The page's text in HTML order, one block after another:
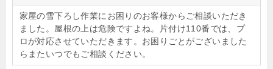
家屋の雪下ろし作業にお困りのお客様からご相談いただき
ました。屋根の上は危険ですよね。片付け110番では、プ
ロが対応させていただきます。お困りごとがございました
らまたいつでもご相談ください。